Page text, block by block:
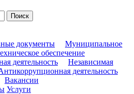
Поиск
документы
Муниципальное
обеспечение
деятельность
Независимая
деятельность
Вакансии
Услуги